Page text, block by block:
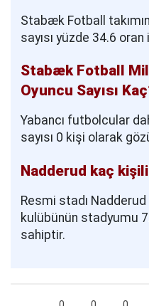
Stabæk Fotball
sayısı yüzde 34.6
Stabæk Fotball
Oyuncu Sayısı
Yabancı futbolcular
sayısı 0 kişi olarak
Nadderud kaç
Resmi stadı
kulübünün stadyumu
sahiptir.